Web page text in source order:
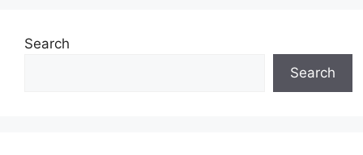
Search
Search